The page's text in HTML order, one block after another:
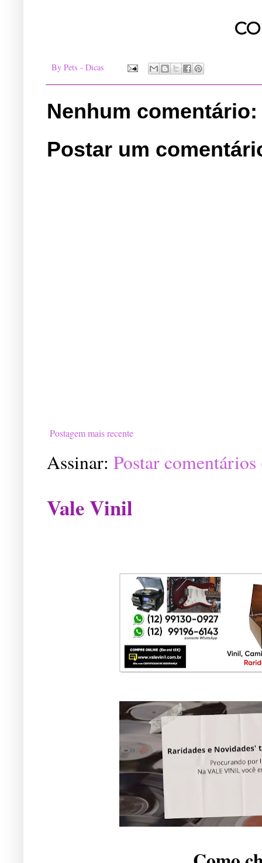
By Pets - Dicas
Nenhum comentário:
Postar um
Postagem mais recente
Assinar: Postar
Vale Vinil